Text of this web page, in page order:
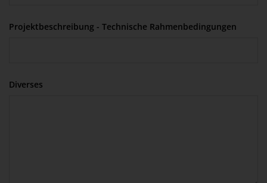
Projektbeschreibung - Technische Rahmenbedingungen
Diverses